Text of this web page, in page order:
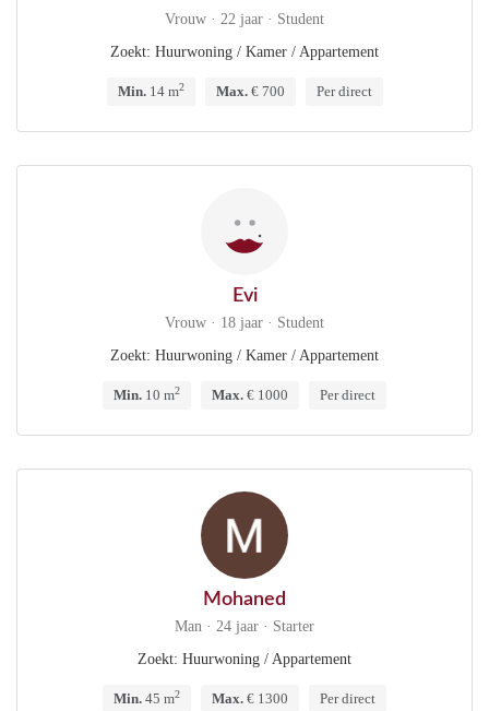
Vrouw · 22 jaar · Student
Zoekt: Huurwoning / Kamer / Appartement
Min.14 m2 Max.€ 700 Per direct
Evi
Vrouw · 18 jaar · Student
Zoekt: Huurwoning / Kamer / Appartement
Min. 10 m2 Max. € 1000 Per direct
Mohaned
Man · 24 jaar · Starter
Zoekt: Huurwoning / Appartement
Min. 45 m2 Max. € 1300 Per direct